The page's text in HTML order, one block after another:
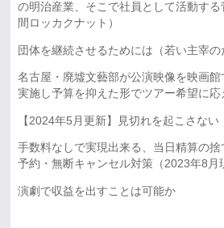
の明治産業、そこで社員として活動す
間ロッカクナット）
団体を継続させるためには（若い主宰の
名古屋・廃墟文藝部が公演映像を映画館
実施し予算を抑えた形でツアー希望に応
【2024年5月更新】見切れを起こさない
手数料なしで実現出来る、当日精算の
予約・無断キャンセル対策（2023年8月
演劇で収益を出すことは可能か